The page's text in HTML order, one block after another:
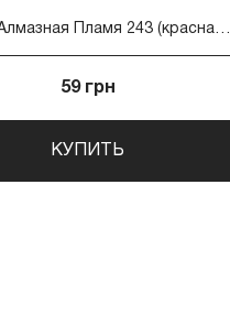
Фреза Алмазная Пламя 243 (красная 514.018)
59 грн
КУПИТЬ